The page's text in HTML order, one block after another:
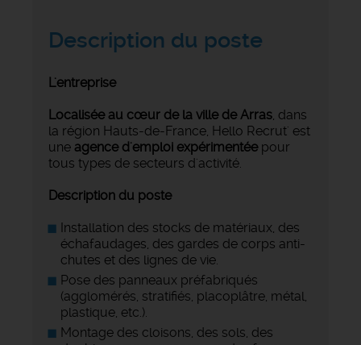
Description du poste
L'entreprise
Localisée au cœur de la ville de Arras , dans
la région Hauts-de-France, Hello Recrut' est
une agence d'emploi expérimentéepour
tous types de secteurs d'activité.
Description du poste
Installation des stocks de matériaux, des
échafaudages, des gardes de corps anti-
chutes et des lignes de vie.
Pose des panneaux préfabriqués
(agglomérés, stratifiés, placoplâtre, métal,
plastique, etc.).
Montage des cloisons, des sols, des